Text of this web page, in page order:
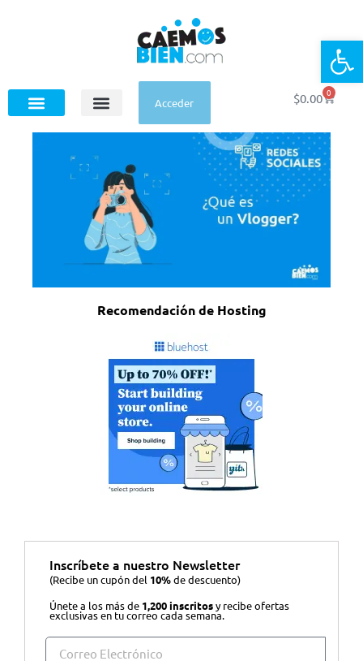
Acceder $0.00 0
Recomendación de Hosting
Inscríbete a nuestro Newsletter
(Recibe un cupón del 10%de descuento)
Únete a los más de 1,200 inscritosy recibe ofertas
exclusivas en tu correo cada semana.